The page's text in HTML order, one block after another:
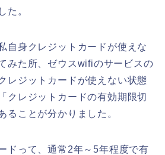
た。
自身クレジットカードが使えな
みた所、ゼウスwifiのサービスの
レジットカードが使えない状態
クレジットカードの有効期限切
ることが分かりました。
ドって、通常2年～5年程度で有